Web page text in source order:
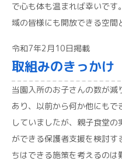
で心も体も温まれば幸いで
域の皆様にも開放できる空間
令和7年2月10日掲載
取組みのきっかけ
当園入所のお子さんの数が減
あり、以前から何か他にも
していましたが、親子食堂
ができる保護者支援を検討
ちはできる施策を考えるのは